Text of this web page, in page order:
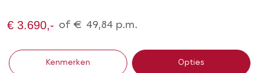
€ 3.690,- of € 49,84 p.m.
Kenmerken Opties